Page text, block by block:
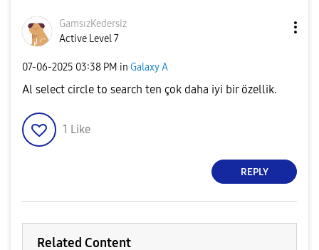
GamsızKedersiz
Active Level 7
‎07-06-2025 03:38 PM in Galaxy A
Al select circle to search ten çok daha iyi bir özellik.
1 Like
REPLY
Related Content